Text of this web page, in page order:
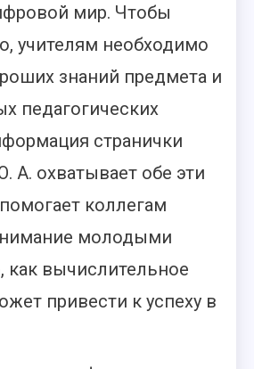
мир. Чтобы
учителям необходимо
знаний предмета и
педагогических
странички
А. охватывает обе эти
коллегам
молодыми
вычислительное
привести к успеху в